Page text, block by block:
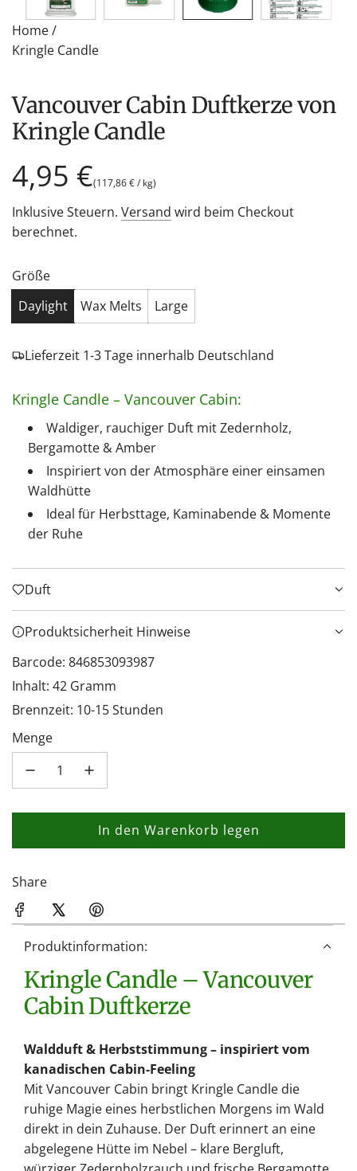
Home/
Kringle Candle
Vancouver Cabin Duftkerze von
Kringle Candle
Regulärer
Preis
4,95 €(117,86 €/ kg)
Inklusive Steuern. Versand wird beim Checkout
berechnet.
Größe
Daylight
Wax Melts Large
Lieferzeit 1-3 Tage innerhalb Deutschland
Kringle Candle – Vancouver Cabin:
Waldiger, rauchiger Duft mit Zedernholz,
Bergamotte & Amber
Inspiriert von der Atmosphäre einer einsamen
Waldhütte
Ideal für Herbsttage, Kaminabende & Momente
der Ruhe
Duft
Produktsicherheit Hinweise
Barcode: 846853093987
Inhalt: 42 Gramm
Brennzeit: 10-15 Stunden
Menge
In den Warenkorb legen
L
Share
Produktinformation:
Kringle Candle – Vancouver
Cabin Duftkerze
Waldduft & Herbststimmung – inspiriert vom
kanadischen Cabin-Feeling
Mit Vancouver Cabin bringt Kringle Candle die
ruhige Magie eines herbstlichen Morgens im Wald
direkt in dein Zuhause. Der Duft erinnert an eine
abgelegene Hütte im Nebel – klare Bergluft,